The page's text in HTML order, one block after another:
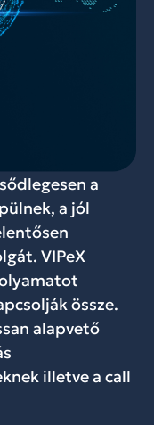
a
a jól
VIPeX
össze.
alapvető
illetve a call